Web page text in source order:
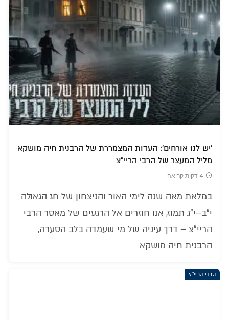
'יש לנו אורחים': העדות המצמררת של הרבנית חיה מושקא
מליל המעצר של הרבי הריי"צ
4 דקות קריאה
במלאת מאה שנה לימי האור והניצחון של חג הגאולה
י"ב–י"ג תמוז, אנו חוזרים אל הרגעים של מאסר הרבי
הריי"צ – דרך עיניה של מי שעמדה בלב הסערה,
הרבנית חיה מושקא
הרבי הריי"צ